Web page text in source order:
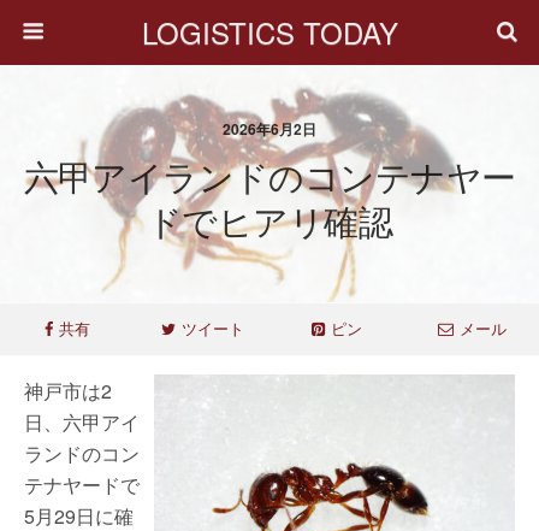
LOGISTICS TODAY
2026年6月2日
六甲アイランドのコンテナヤー
ドでヒアリ確認
共有 ツイート ピン メール
神戸市は2
日、六甲アイ
ランドのコン
テナヤードで
5月29日に確